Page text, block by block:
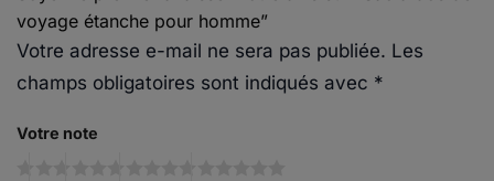
voyage étanche pour homme”
Votre adresse e-mail ne sera pas publiée. Les
champs obligatoires sont indiqués avec *
Votre note